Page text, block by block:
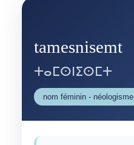
tamesnisemt
ⵜⴰⵎⵙⵏⵉⵙⵎⵜ
nom féminin - néologisme